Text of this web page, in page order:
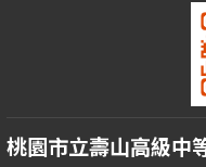
桃園市立壽山高級中